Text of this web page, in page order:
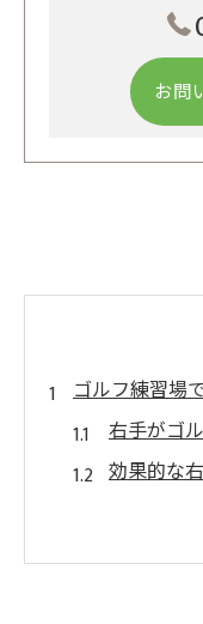
お問
ゴルフ練習場
右手がゴ
効果的な
右手の力